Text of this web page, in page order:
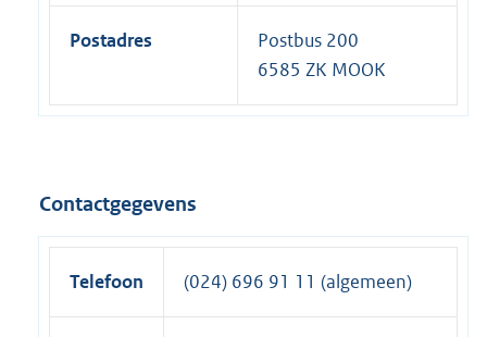
Postadres
Postbus 200
6585 ZK MOOK
Contactgegevens
Telefoon (024) 696 91 11 (algemeen)